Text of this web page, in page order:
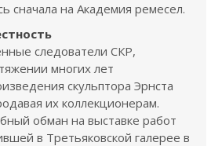
сначала на Академия ремесел.
следователи СКР,
многих лет
скульптора Эрнста
их коллекционерам.
обман на выставке работ
в Третьяковской галерее в